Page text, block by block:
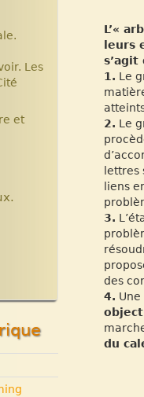
L’«
leurs
s’agit
1. Le
2. Le
lettres
liens
3.
des
4.
du
Les
et